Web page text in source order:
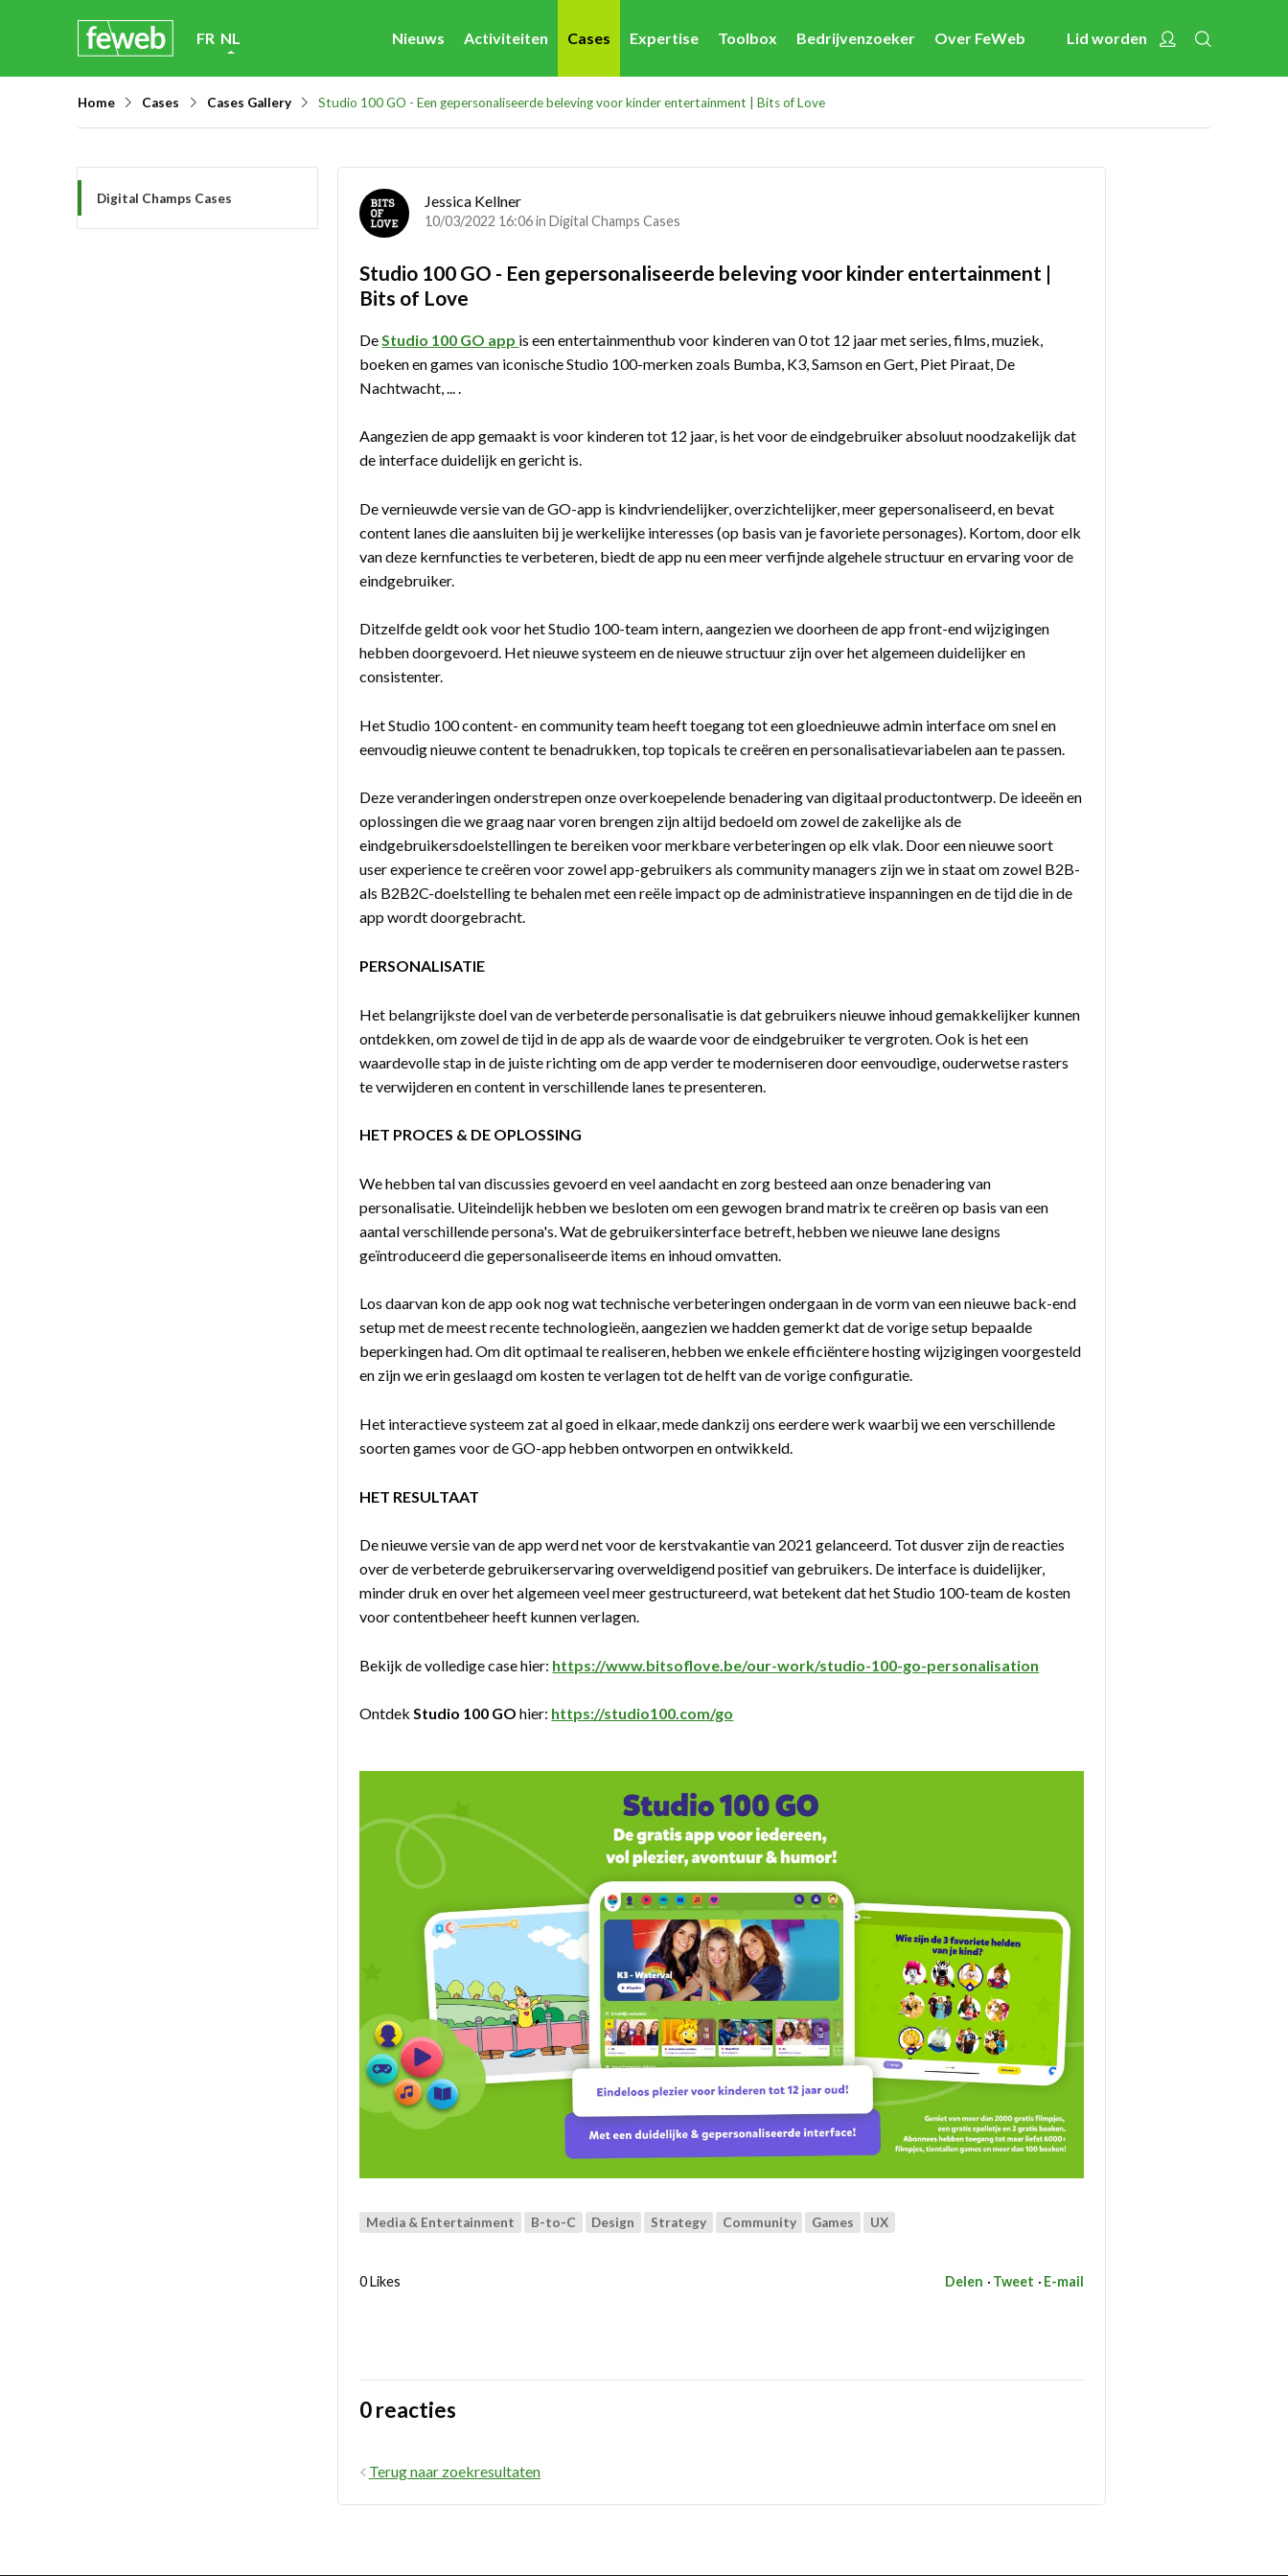
FR NL Nieuws Activiteiten Cases Expertise Toolbox Bedrijvenzoeker Over FeWeb Lid worden Account
Home Cases Cases Gallery Studio 100 GO - Een gepersonaliseerde beleving voor kinder entertainment | Bits of Love
Digital Champs Cases Jessica Kellner
10/03/2022 16:06 in Digital Champs Cases
Studio 100 GO - Een gepersonaliseerde beleving voor kinder entertainment |
Bits of Love
De Studio 100 GO app is een entertainmenthub voor kinderen van 0 tot 12 jaar met series, films, muziek,
boeken en games van iconische Studio 100-merken zoals Bumba, K3, Samson en Gert, Piet Piraat, De
Nachtwacht, ... .
Aangezien de app gemaakt is voor kinderen tot 12 jaar, is het voor de eindgebruiker absoluut noodzakelijk dat
de interface duidelijk en gericht is.
De vernieuwde versie van de GO-app is kindvriendelijker, overzichtelijker, meer gepersonaliseerd, en bevat
content lanes die aansluiten bij je werkelijke interesses (op basis van je favoriete personages). Kortom, door elk
van deze kernfuncties te verbeteren, biedt de app nu een meer verfijnde algehele structuur en ervaring voor de
eindgebruiker.
Ditzelfde geldt ook voor het Studio 100-team intern, aangezien we doorheen de app front-end wijzigingen
hebben doorgevoerd. Het nieuwe systeem en de nieuwe structuur zijn over het algemeen duidelijker en
consistenter.
Het Studio 100 content- en community team heeft toegang tot een gloednieuwe admin interface om snel en
eenvoudig nieuwe content te benadrukken, top topicals te creëren en personalisatievariabelen aan te passen.
Deze veranderingen onderstrepen onze overkoepelende benadering van digitaal productontwerp. De ideeën en
oplossingen die we graag naar voren brengen zijn altijd bedoeld om zowel de zakelijke als de
eindgebruikersdoelstellingen te bereiken voor merkbare verbeteringen op elk vlak. Door een nieuwe soort
user experience te creëren voor zowel app-gebruikers als community managers zijn we in staat om zowel B2B-
als B2B2C-doelstelling te behalen met een reële impact op de administratieve inspanningen en de tijd die in de
app wordt doorgebracht.
PERSONALISATIE
Het belangrijkste doel van de verbeterde personalisatie is dat gebruikers nieuwe inhoud gemakkelijker kunnen
ontdekken, om zowel de tijd in de app als de waarde voor de eindgebruiker te vergroten. Ook is het een
waardevolle stap in de juiste richting om de app verder te moderniseren door eenvoudige, ouderwetse rasters
te verwijderen en content in verschillende lanes te presenteren.
HET PROCES & DE OPLOSSING
We hebben tal van discussies gevoerd en veel aandacht en zorg besteed aan onze benadering van
personalisatie. Uiteindelijk hebben we besloten om een gewogen brand matrix te creëren op basis van een
aantal verschillende persona's. Wat de gebruikersinterface betreft, hebben we nieuwe lane designs
geïntroduceerd die gepersonaliseerde items en inhoud omvatten.
Los daarvan kon de app ook nog wat technische verbeteringen ondergaan in de vorm van een nieuwe back-end
setup met de meest recente technologieën, aangezien we hadden gemerkt dat de vorige setup bepaalde
beperkingen had. Om dit optimaal te realiseren, hebben we enkele efficiëntere hosting wijzigingen voorgesteld
en zijn we erin geslaagd om kosten te verlagen tot de helft van de vorige configuratie.
Het interactieve systeem zat al goed in elkaar, mede dankzij ons eerdere werk waarbij we een verschillende
soorten games voor de GO-app hebben ontworpen en ontwikkeld.
HET RESULTAAT
De nieuwe versie van de app werd net voor de kerstvakantie van 2021 gelanceerd. Tot dusver zijn de reacties
over de verbeterde gebruikerservaring overweldigend positief van gebruikers. De interface is duidelijker,
minder druk en over het algemeen veel meer gestructureerd, wat betekent dat het Studio 100-team de kosten
voor contentbeheer heeft kunnen verlagen.
Bekijk de volledige case hier: https://www.bitsoflove.be/our-work/studio-100-go-personalisation
OntdekStudio 100 GO hier: https://studio100.com/go
Media & Entertainment B-to-C Design Strategy Community Games UX
0 Likes Delen Tweet E-mail
0 reacties
Terug naar zoekresultaten
Nieuws
Bedrijvenzoeker